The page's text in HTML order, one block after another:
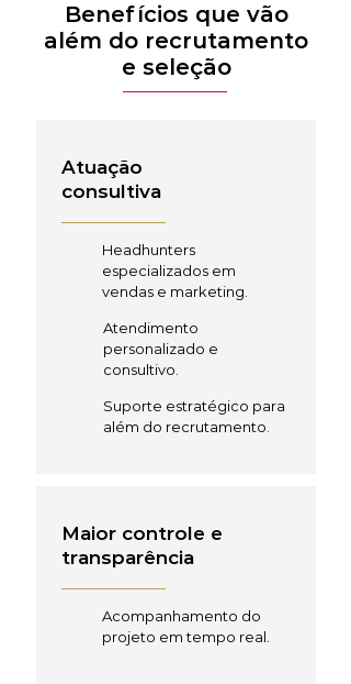
Benefícios que vão
além do recrutamento
e seleção
Atuação
consultiva
Headhunters
especializados em
vendas e marketing.
Atendimento
personalizado e
consultivo.
Suporte estratégico para
além do recrutamento.
Maior controle e
transparência
Acompanhamento do
projeto em tempo real.